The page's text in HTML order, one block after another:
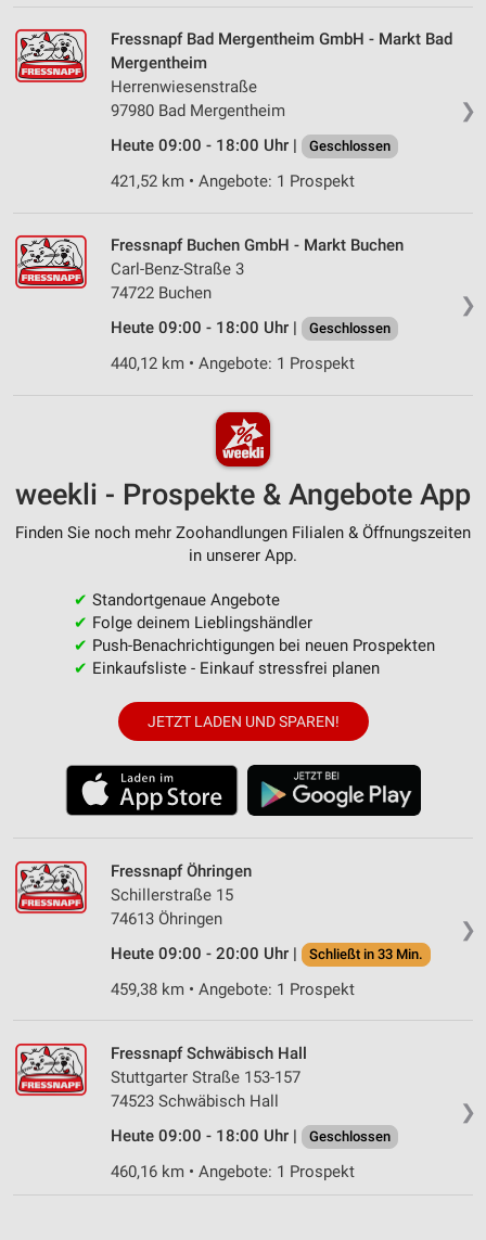
❯
Fressnapf Bad Mergentheim GmbH - Markt Bad
Mergentheim
Herrenwiesenstraße
97980 Bad Mergentheim
Heute 09:00 - 18:00 Uhr |
Geschlossen
421,52 km • Angebote: 1 Prospekt
❯
Fressnapf Buchen GmbH - Markt Buchen
Carl-Benz-Straße 3
74722 Buchen
Heute 09:00 - 18:00 Uhr |
Geschlossen
440,12 km • Angebote: 1 Prospekt
weekli - Prospekte & Angebote App
Finden Sie noch mehr Zoohandlungen Filialen & Öffnungszeiten
in unserer App.
✔ Standortgenaue Angebote
✔ Folge deinem Lieblingshändler
✔ Push-Benachrichtigungen bei neuen Prospekten
✔ Einkaufsliste - Einkauf stressfrei planen
JETZT LADEN UND SPAREN!
❯
Fressnapf Öhringen
Schillerstraße 15
74613 Öhringen
Heute 09:00 - 20:00 Uhr |
Schließt in 33 Min.
459,38 km • Angebote: 1 Prospekt
❯
Fressnapf Schwäbisch Hall
Stuttgarter Straße 153-157
74523 Schwäbisch Hall
Heute 09:00 - 18:00 Uhr |
Geschlossen
460,16 km • Angebote: 1 Prospekt